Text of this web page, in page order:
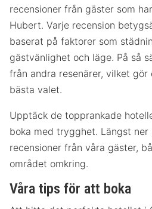
recensioner från gäster som
Hubert. Varje recension
baserat på faktorer som
gästvänlighet och läge. På så
från andra resenärer, vilket
bästa valet.
Upptäck de topprankade
boka med trygghet. Längst ner
recensioner från våra gäster,
området omkring.
Våra tips för att boka